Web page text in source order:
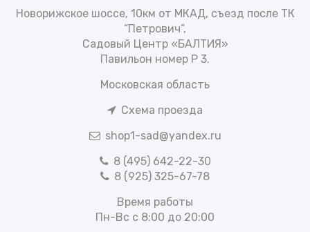
Новорижское шоссе, 10км от МКАД, съезд после ТК
“Петрович”,
Садовый Центр «БАЛТИЯ»
Павильон номер Р 3.
Московская область
Схема проезда
shop1-sad@yandex.ru
8 (495) 642-22-30
8 (925) 325-67-78
Время работы
Пн-Вс с 8:00 до 20:00